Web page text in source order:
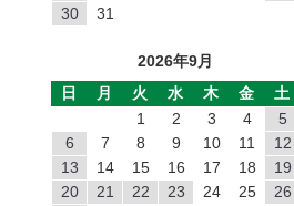
TZ
30
31
2026年9月
日
月 火 水 木 金
土
1
2 3 4
5
6
7 8 9 10 11
12
13
14 15 16 17 18
19
20
21 22 23 24 25
26